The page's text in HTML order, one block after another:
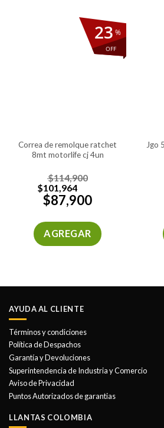
%
OFF
23
correa de remolque ratchet
8mt motorlife cj 4un
$114,900
$101,964
$87,900
AGREGAR
jgo 5pcs llaves pta cor-chich
AYUDA AL CLIENTE
Términos y condiciones
Política de Despachos
Garantía y Devoluciones
Superintendencia de Industria y Comercio
Aviso de Privacidad
Puntos Autorizados de garantias
LLANTAS COLOMBIA